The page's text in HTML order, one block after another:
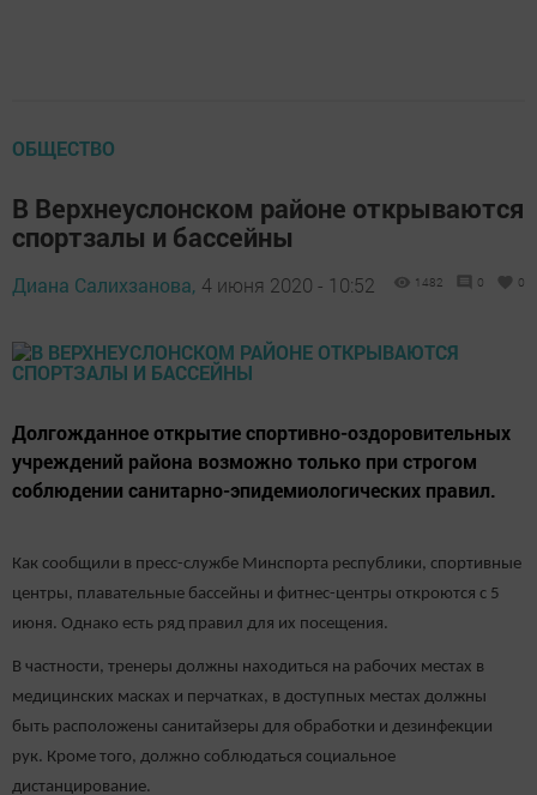
ОБЩЕСТВО
В Верхнеуслонском районе открываются
спортзалы и бассейны
Диана Салихзанова, 4 июня 2020 - 10:52 1482 0 0
Долгожданное открытие спортивно-оздоровительных
учреждений района возможно только при строгом
соблюдении санитарно-эпидемиологических правил.
Как сообщили в пресс-службе Минспорта республики, спортивные
центры, плавательные бассейны и фитнес-центры откроются с 5
июня. Однако есть ряд правил для их посещения.
В частности, тренеры должны находиться на рабочих местах в
медицинских масках и перчатках, в доступных местах должны
быть расположены санитайзеры для обработки и дезинфекции
рук. Кроме того, должно соблюдаться социальное
дистанцирование.